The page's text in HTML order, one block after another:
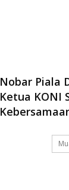
Nobar Piala
Ketua KONI